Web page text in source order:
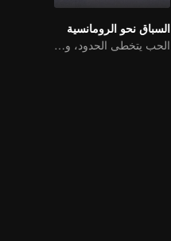
السباق نحو الرومانسية
الحب يتخطى الحدود، والمجد متحد كشركاء